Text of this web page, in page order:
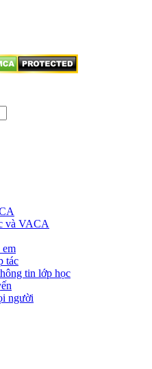
và VACA
em
tác
tin lớp học
người